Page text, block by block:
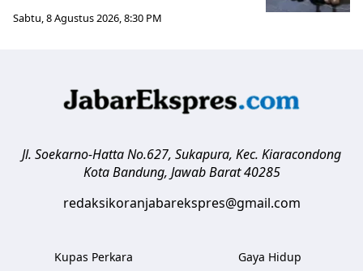
Sabtu, 8 Agustus 2026, 8:30 PM
Jl. Soekarno-Hatta No.627, Sukapura, Kec. Kiaracondong
Kota Bandung, Jawab Barat 40285
redaksikoranjabarekspres@gmail.com
Kupas Perkara Gaya Hidup